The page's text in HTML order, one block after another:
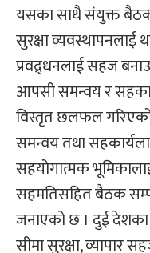
यसका साथै संयुक्त
सुरक्षा व्यवस्थापनलाई
प्रवद्र्धनलाई सहज
आपसी समन्वय र
विस्तृत छलफल गरिएको
समन्वय तथा
सहयोगात्मक
सहमतिसहित बैठक
जनाएको छ । दुई
सीमा सुरक्षा, व्यापार